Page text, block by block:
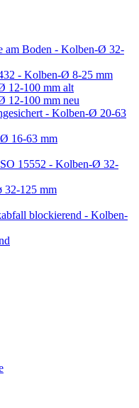
am Boden - Kolben-Ø 32-
- Kolben-Ø 8-25 mm
12-100 mm alt
12-100 mm neu
- Kolben-Ø 20-63
16-63 mm
15552 - Kolben-Ø 32-
32-125 mm
blockierend - Kolben-